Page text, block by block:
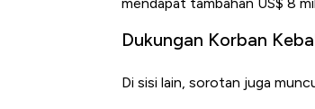
mendapat tambahan US$ 8
Dukungan Korban
Di sisi lain, sorotan juga